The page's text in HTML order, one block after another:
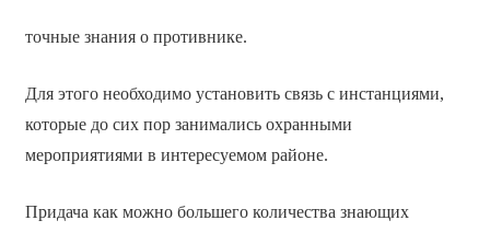
точные знания о противнике.
Для этого необходимо установить связь с инстанциями,
которые до сих пор занимались охранными
мероприятиями в интересуемом районе.
Придача как можно большего количества знающих